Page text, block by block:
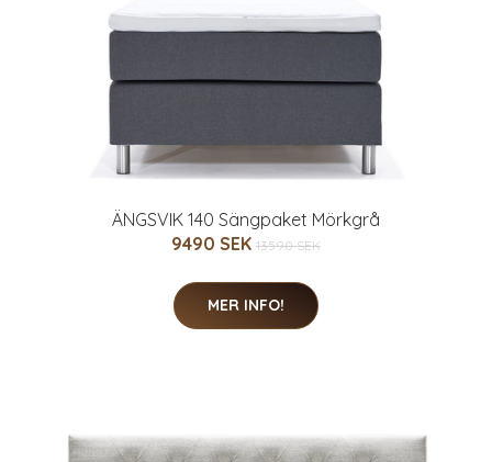
ÄNGSVIK 140 Sängpaket Mörkgrå
9490 SEK 13590 SEK
MER INFO!